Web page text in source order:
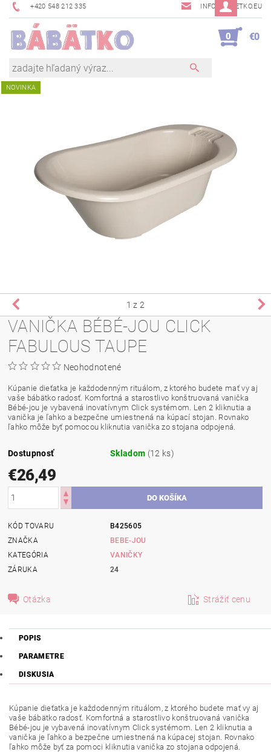
+420 548 212 335 INFO@BABETKO.EU
0 €0
NOVINKA
1 z 2
VANIČKA BÉBÉ-JOU CLICK
FABULOUS TAUPE
Neohodnotené
Kúpanie dieťatka je každodenným rituálom, z ktorého budete mať vy aj
vaše bábätko radosť. Komfortná a starostlivo konštruovaná vanička
Bébé-jou je vybavená inovatívnym Click systémom. Len 2 kliknutia a
vanička je ľahko a bezpečne umiestnená na kúpací stojan. Rovnako
ľahko môže byť pomocou kliknutia vanička zo stojana odpojená.
Dostupnosť Skladom (12 ks)
€26,49
KÓD TOVARU
B425605
ZNAČKA
BEBE-JOU
KATEGÓRIA
VANIČKY
ZÁRUKA
24
Otázka Strážiť cenu
POPIS
PARAMETRE
DISKUSIA
Kúpanie dieťatka je každodenným rituálom, z ktorého budete mať vy aj
vaše bábätko radosť. Komfortná a starostlivo konštruovaná vanička
Bébé-jou je vybavená inovatívnym Click systémom. Len 2 kliknutia a
vanička je ľahko a bezpečne umiestnená na kúpacej stojan. Rovnako
ľahko môže byť za pomoci kliknutia vanička zo stojana odpojená.